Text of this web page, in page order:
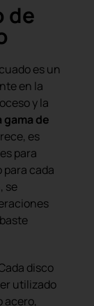
de
es un
en la
y la
gama de
es
para
para cada
se
disco
utilizado
acero,